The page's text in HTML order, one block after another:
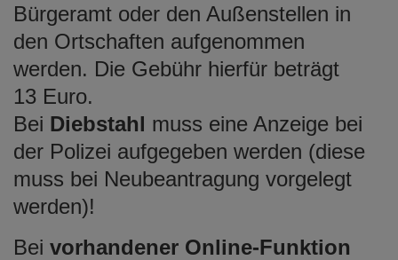
Bürgeramt oder den Außenstellen in
den Ortschaften aufgenommen
werden. Die Gebühr hierfür beträgt
13 Euro.
Bei Diebstahl muss eine Anzeige bei
der Polizei aufgegeben werden (diese
muss bei Neubeantragung vorgelegt
werden)!
Bei vorhandener Online-Funktion